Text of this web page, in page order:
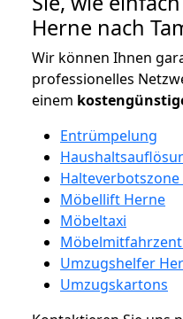
Herne nach
Wir können Ihnen
professionelles
einem
Entrümpelung
Möbellift Herne
Möbeltaxi
Umzugshelfer
Umzugskartons